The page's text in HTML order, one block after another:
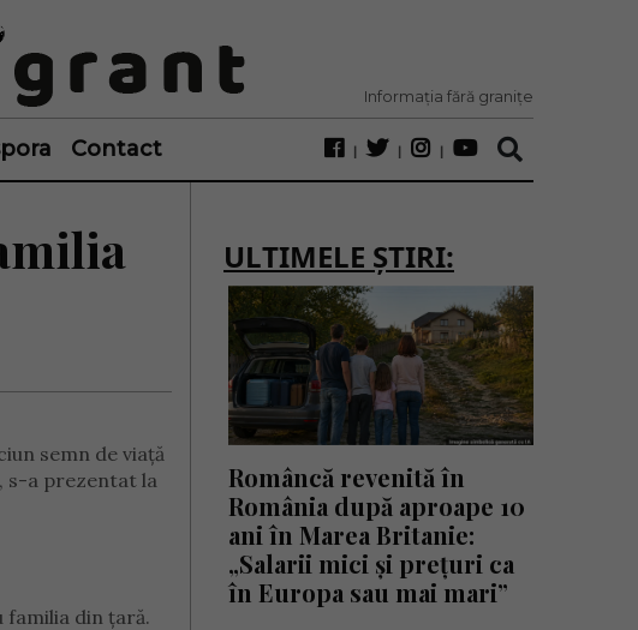
Informația fără granițe
Contact
semn de viață
s-a prezentat la
familia din țară.
ULTIMELE ȘTIRI:
Româncă revenită în
România după aproape 10
ani în Marea Britanie:
„Salarii mici și prețuri ca
în Europa sau mai mari”